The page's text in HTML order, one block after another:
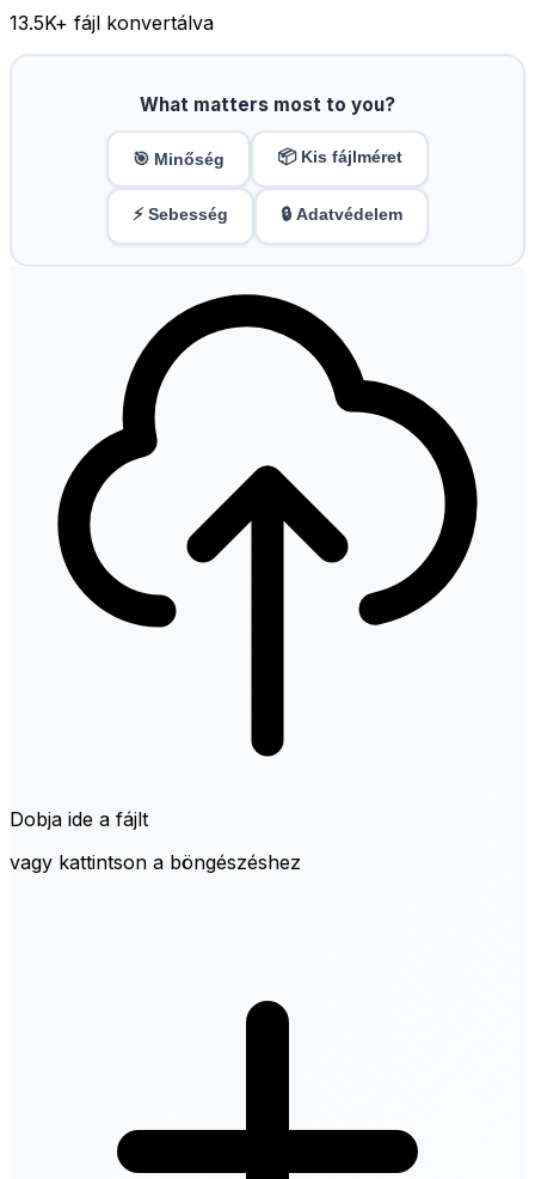
13.5K+ fájl konvertálva
What matters most to you?
🎯 Minőség 📦 Kis fájlméret
⚡ Sebesség 🔒 Adatvédelem
Dobja ide a fájlt
vagy kattintson a böngészéshez